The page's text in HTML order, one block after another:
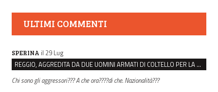
ULTIMI COMMENTI
SPERINA il 29 Lug
REGGIO, AGGREDITA DA DUE UOMINI ARMATI DI COLTELLO PER LA BORSA: LEI REAGISCE E LI FA SCAPPARE
Chi sono gli aggressori??? A che ora????di che. Nazionalità???